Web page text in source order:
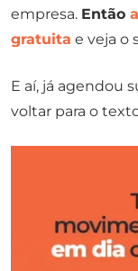
empresa. Então
gratuita e veja o
E aí, já agendou
voltar para o